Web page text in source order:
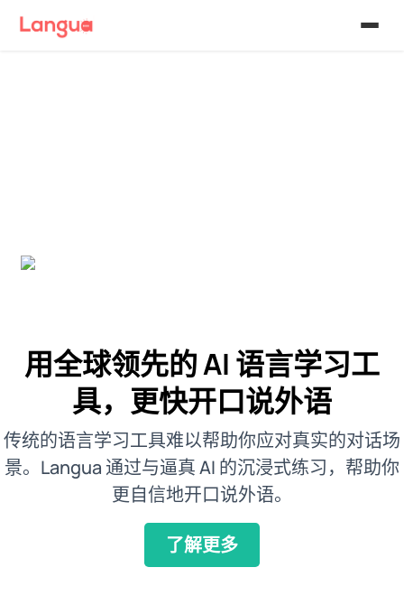
用全球领先的 AI 语言学习工
具，更快开口说外语
传统的语言学习工具难以帮助你应对真实的对话场
景。Langua 通过与逼真 AI 的沉浸式练习，帮助你
更自信地开口说外语。
了解更多